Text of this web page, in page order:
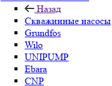
Назад
Скважинные насосы
Grundfos
Wilo
UNIPUMP
Ebara
CNP